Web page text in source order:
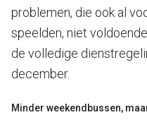
problemen, die ook al
speelden, niet
de volledige
december.
Minder weekendbussen,